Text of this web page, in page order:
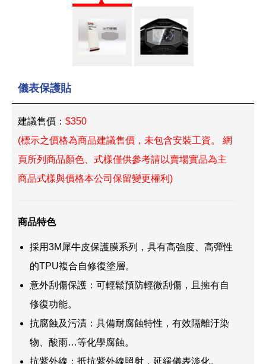
儀表保護貼
建議售價： $350
(標示之價格為商品建議售價，未包含安裝工資。 網
頁所列商品顏色、式樣僅供參考請以賣場實品為主
商品式樣與價格本公司保留變更權利)
商品特色
採用3M犀牛皮保護膜系列，具有高強度、高彈性
的TPU複合自修復塗層。
意外刮傷保護：可輕鬆預防輕微刮傷，且擁有自
修復功能。
抗腐蝕及污漬：具備耐腐蝕特性，有效隔離汙染
物、酸雨…等化學腐蝕。
抗紫外線：抵抗紫外線照射，延緩儀表淡化。